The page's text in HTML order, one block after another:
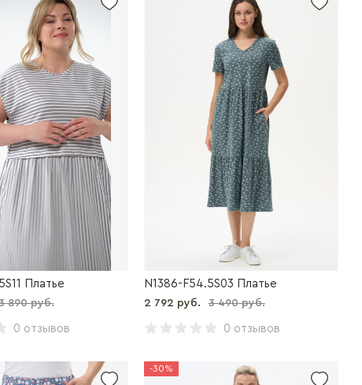
Платье
890 руб.
0 отзывов
N1386-F54.5S03 Платье
2 792 руб. 3 490 руб.
0 отзывов
-30%